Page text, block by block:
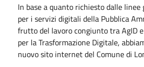
In base a quanto richiesto dalle linee
per i servizi digitali della Pubblica
frutto del lavoro congiunto tra AgID
per la Trasformazione Digitale,
nuovo sito internet del Comune di